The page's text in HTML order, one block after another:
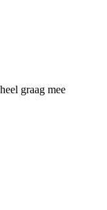
graag mee